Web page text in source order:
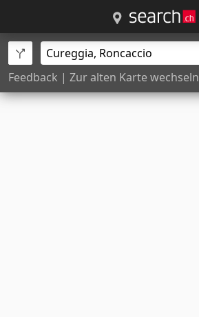
Feedback | Zur alten Karte wechseln